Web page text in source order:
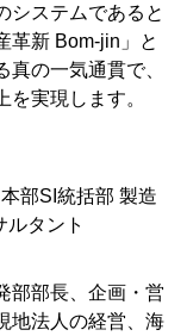
システムであると
革新 Bom-jin」と
の一気通貫で、
実現します。
部SI統括部 製造
タント
部部長、企画・営
地法人の経営、海